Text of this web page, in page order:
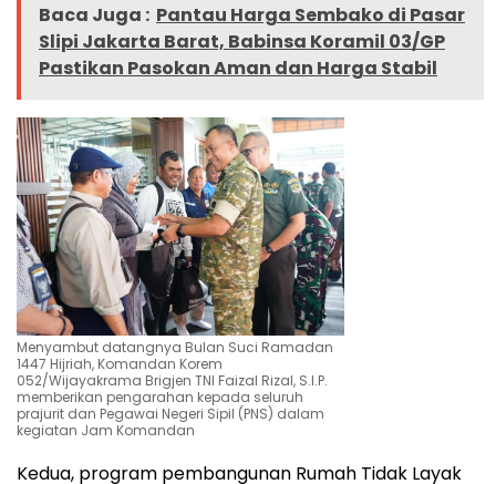
Baca Juga : Pantau Harga Sembako di Pasar
Slipi Jakarta Barat, Babinsa Koramil 03/GP
Pastikan Pasokan Aman dan Harga Stabil
Menyambut datangnya Bulan Suci Ramadan
1447 Hijriah, Komandan Korem
052/Wijayakrama Brigjen TNI Faizal Rizal, S.I.P.
memberikan pengarahan kepada seluruh
prajurit dan Pegawai Negeri Sipil (PNS) dalam
kegiatan Jam Komandan
Kedua, program pembangunan Rumah Tidak Layak